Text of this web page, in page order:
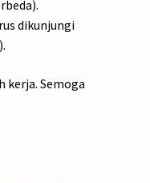
dikunjungi
kerja. Semoga